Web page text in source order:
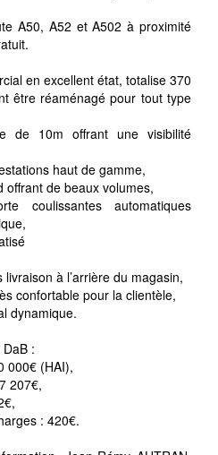
A50, A52 et A502 à proximité
en excellent état, totalise 370
être réaménagé pour tout type
de 10m offrant une visibilité
haut de gamme,
offrant de beaux volumes,
coulissantes automatiques
à l’arrière du magasin,
confortable pour la clientèle,
dynamique.
:
000€ (HAI),
207€,
: 420€.